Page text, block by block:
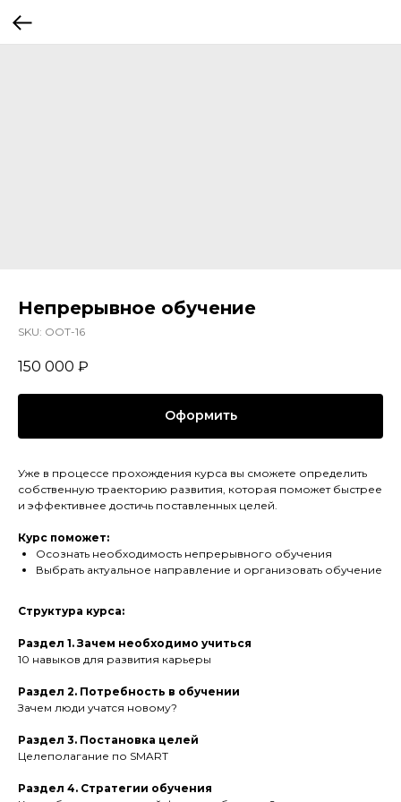
Непрерывное обучение
SKU: OOT-16
150 000 ₽
Оформить
Уже в процессе прохождения курса вы сможете определить
собственную траекторию развития, которая поможет быстрее
и эффективнее достичь поставленных целей.
Курс поможет:
Осознать необходимость непрерывного обучения
Выбрать актуальное направление и организовать обучение
Структура курса:
Раздел 1. Зачем необходимо учиться
10 навыков для развития карьеры
Раздел 2. Потребность в обучении
Зачем люди учатся новому?
Раздел 3. Постановка целей
Целеполагание по SMART
Раздел 4. Стратегии обучения